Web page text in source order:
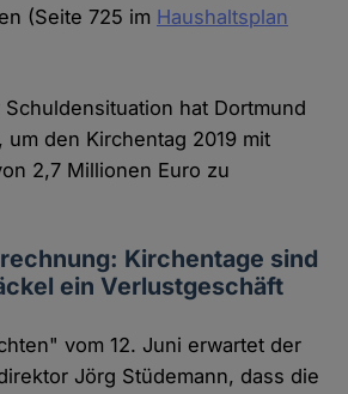
(Seite 725 im Haushaltsplan
hat Dortmund
um den Kirchentag 2019 mit
2,7 Millionen Euro zu
Kirchentage sind
ein Verlustgeschäft
vom 12. Juni erwartet der
Jörg Stüdemann, dass die